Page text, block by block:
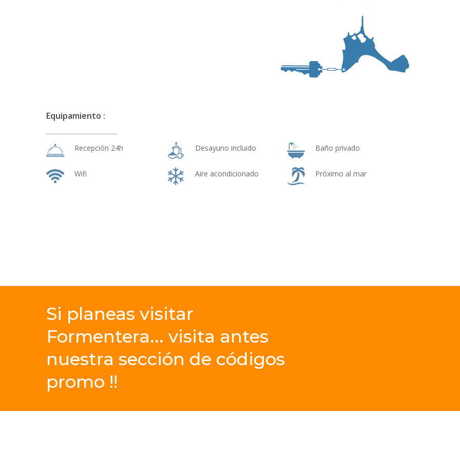
Equipamiento :
Recepción 24h
Wifi
Desayuno incluido
Aire acondicionado
Baño privado
Próximo al mar
Si planeas visitar
Formentera... visita antes
nuestra sección de códigos
promo !!